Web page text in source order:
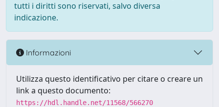
tutti i diritti sono riservati, salvo diversa
indicazione.
Informazioni
Utilizza questo identificativo per citare o creare un
link a questo documento:
https://hdl.handle.net/11568/566270